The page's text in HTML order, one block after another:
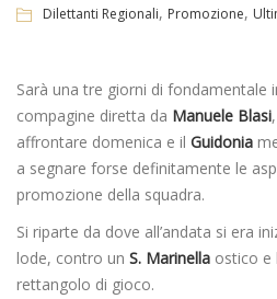
Dilettanti Regionali, Promozione,
Sarà una tre giorni di fondamentale
compagine diretta da Manuele Blasi
affrontare domenica e il Guidonia
a segnare forse definitamente le
promozione della squadra.
Si riparte da dove all’andata si era
lode, contro un S. Marinella ostico e
rettangolo di gioco.